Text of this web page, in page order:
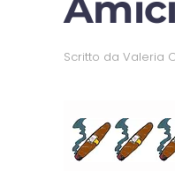
Scritto da Valeria